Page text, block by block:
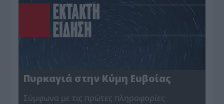
Πυρκαγιά στην Κύμη Ευβοίας
Σύμφωνα με τις πρώτες πληροφορίες